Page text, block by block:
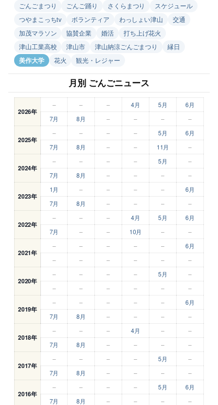
ごんごまつり
ごんご踊り さくらまつり
スケジュール
つやまこっちtv
ボランティア わっしょい津山
交通
加茂マラソン
協賛企業 婚活
打ち上げ花火
津山工業高校
津山市 津山納涼ごんごまつり
縁日
美作大学
花火 観光・レジャー
月別 ごんごニュース
2026年
– – – 4月 5月
6月
7月
8月 – – – –
2025年
– – – – 5月
6月
7月
8月 – – 11月 –
2024年
– – – – 5月
–
7月
8月 – – – –
2023年
1月 – – – –
6月
7月
8月 – – – –
2022年
– – – 4月 5月
6月
7月
– – 10月 – –
2021年
– – – – –
6月
–
– – – – –
2020年
– – – – 5月
–
–
– – – – –
2019年
– – – – –
6月
7月
8月 – – – –
2018年
– – – 4月 –
–
7月
8月 – – – –
2017年
– – – – 5月
–
7月
8月 – – – –
2016年
– – – – 5月
6月
7月
8月 – – – –